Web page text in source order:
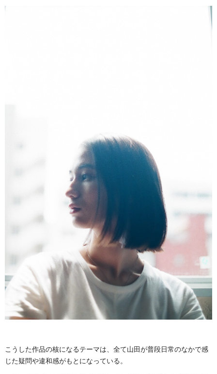
こうした作品の核になるテーマは、全て山田が普段日常のなかで感
じた疑問や違和感がもとになっている。